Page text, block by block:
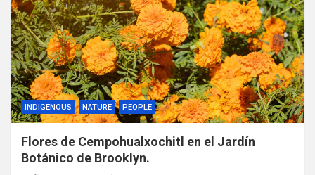
INDIGENOUS NATURE PEOPLE
Flores de Cempohualxochitl en el Jardín
Botánico de Brooklyn.